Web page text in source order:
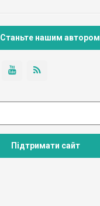
Станьте нашим автором
Підтримати сайт